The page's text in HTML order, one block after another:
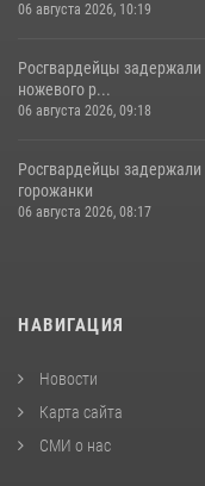
06 августа 2026, 10:19
Росгвардейцы
ножевого р...
06 августа 2026, 09:18
Росгвардейцы
горожанки
06 августа 2026, 08:17
НАВИГАЦИЯ
Новости
Карта сайта
СМИ о нас